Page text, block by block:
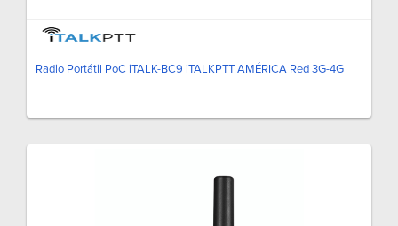
Radio Portátil PoC iTALK-BC9 iTALKPTT AMÉRICA Red 3G-4G